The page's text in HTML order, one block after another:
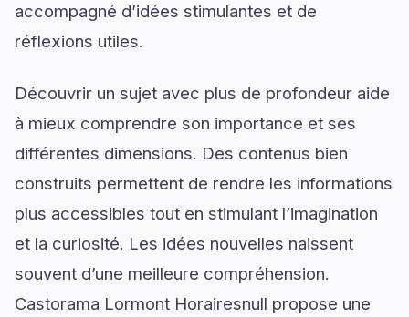
accompagné d’idées stimulantes et de
réflexions utiles.
Découvrir un sujet avec plus de profondeur aide
à mieux comprendre son importance et ses
différentes dimensions. Des contenus bien
construits permettent de rendre les informations
plus accessibles tout en stimulant l’imagination
et la curiosité. Les idées nouvelles naissent
souvent d’une meilleure compréhension.
Castorama Lormont Horairesnull propose une